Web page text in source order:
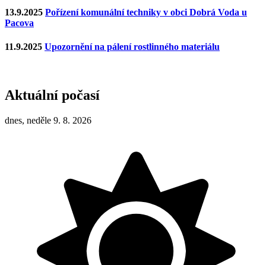
13.9.2025 Pořízení komunální techniky v obci Dobrá Voda u
Pacova
11.9.2025 Upozornění na pálení rostlinného materiálu
Aktuální počasí
dnes, neděle 9. 8. 2026